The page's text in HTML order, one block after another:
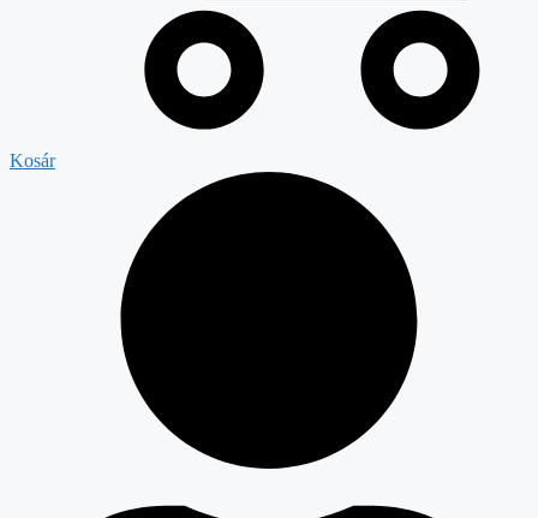
Kosár